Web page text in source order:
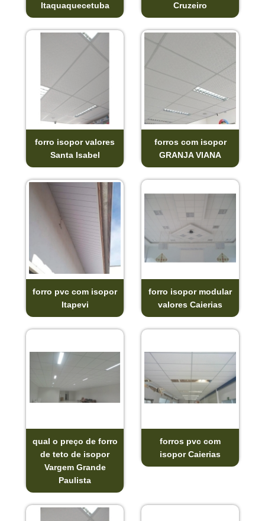
Itaquaquecetuba
Cruzeiro
forro isopor valores
Santa Isabel
forros com isopor
GRANJA VIANA
forro pvc com isopor
Itapevi
forro isopor modular
valores Caierias
qual o preço de forro
de teto de isopor
Vargem Grande
Paulista
forros pvc com
isopor Caierias